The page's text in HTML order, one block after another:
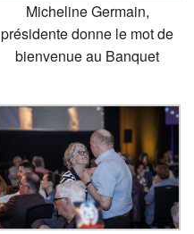
Micheline Germain,
présidente donne le mot de
bienvenue au Banquet